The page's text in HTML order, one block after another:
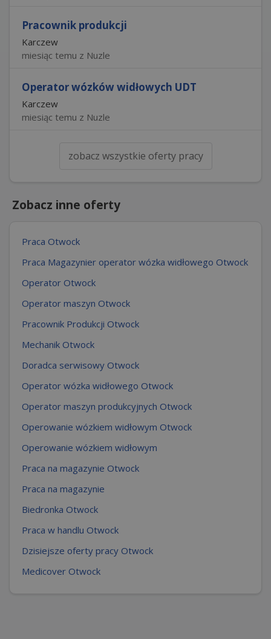
Pracownik produkcji
Karczew
miesiąc temu z Nuzle
Operator wózków widłowych UDT
Karczew
miesiąc temu z Nuzle
zobacz wszystkie oferty pracy
Zobacz inne oferty
Praca Otwock
Praca Magazynier operator wózka widłowego Otwock
Operator Otwock
Operator maszyn Otwock
Pracownik Produkcji Otwock
Mechanik Otwock
Doradca serwisowy Otwock
Operator wózka widłowego Otwock
Operator maszyn produkcyjnych Otwock
Operowanie wózkiem widłowym Otwock
Operowanie wózkiem widłowym
Praca na magazynie Otwock
Praca na magazynie
Biedronka Otwock
Praca w handlu Otwock
Dzisiejsze oferty pracy Otwock
Medicover Otwock